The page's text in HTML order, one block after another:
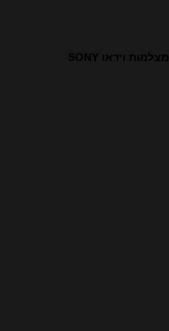
מצלמות וידאו SONY